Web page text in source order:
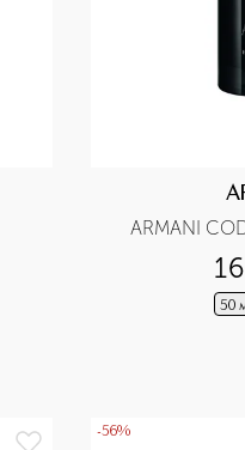
ARMANI
50
-56%